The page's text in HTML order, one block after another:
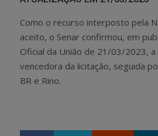
Como o recurso interposto pela
aceito, o Senar confirmou, em
Oficial da União de 21/03/2023, a
vencedora da licitação, seguida
BR e Rino.